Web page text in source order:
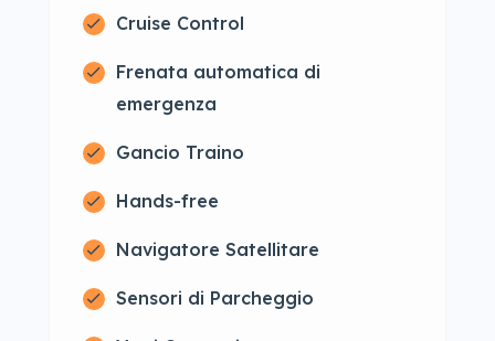
Cruise Control
Frenata automatica di
emergenza
Gancio Traino
Hands-free
Navigatore Satellitare
Sensori di Parcheggio